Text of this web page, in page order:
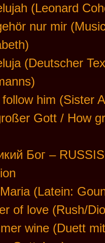
(Leonard
nur mir
(Deutscher
follow him (Sister
Gott / How
Бог –
(Latein:
of love (Rush/
wine (Duett